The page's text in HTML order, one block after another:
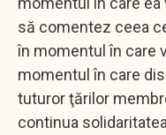
să comentez ceea
în momentul în care
momentul în care
tuturor ţărilor
continua